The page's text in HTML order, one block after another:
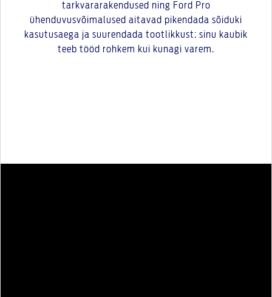
tarkvararakendused ning Ford Pro
ühenduvusvõimalused aitavad pikendada sõiduki
kasutusaega ja suurendada tootlikkust: sinu kaubik
teeb tööd rohkem kui kunagi varem.